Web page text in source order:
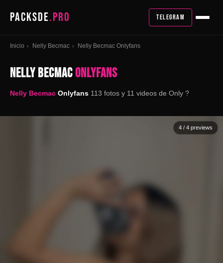
PACKSDE.PRO TELEGRAM
Inicio › Nelly Becmac › Nelly Becmac Onlyfans
NELLY BECMACONLYFANS
Nelly Becmac Onlyfans 113 fotos y 11 videos de Only ?
4 / 4 previews